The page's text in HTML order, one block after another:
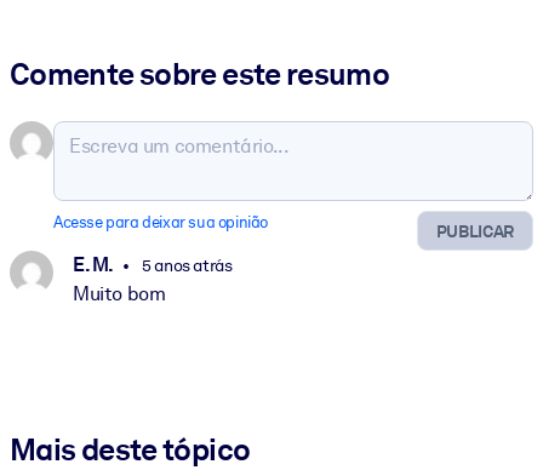
Comente sobre este resumo
PUBLICAR
Acesse para deixar sua opinião
E. M. 5 anos atrás
Muito bom
Mais deste tópico